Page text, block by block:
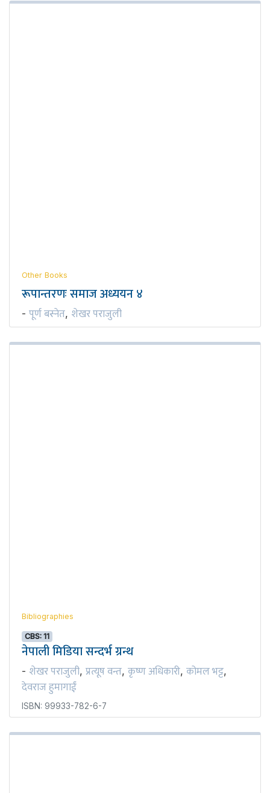
Other Books
रूपान्तरणः समाज अध्ययन ४
- पूर्ण बस्नेत, शेखर पराजुली
Bibliographies
CBS: 11
नेपाली मिडिया सन्दर्भ ग्रन्थ
- शेखर पराजुली, प्रत्यूष वन्त, कृष्ण अधिकारी, कोमल भट्ट,
देवराज हुमागाईं
ISBN: 99933-782-6-7